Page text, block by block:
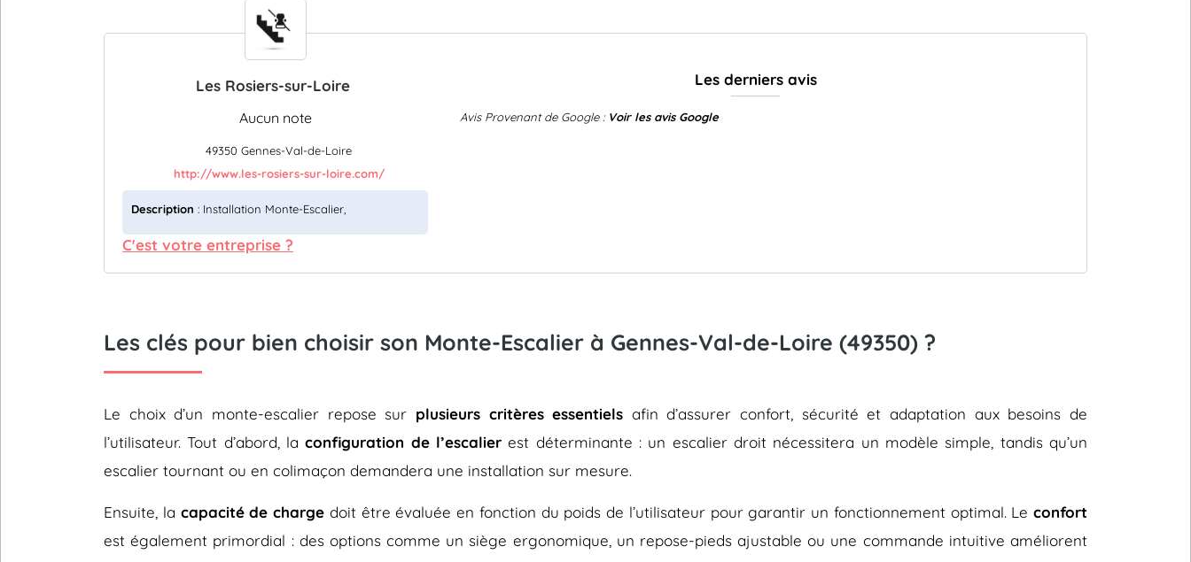
Les Rosiers-sur-Loire
Aucun note
49350 Gennes-Val-de-Loire
http://www.les-rosiers-sur-loire.com/
Description : Installation Monte-Escalier,
C'est votre entreprise ?
Les derniers avis
Avis Provenant de Google : Voir les avis Google
Les clés pour bien choisir son Monte-Escalier à Gennes-Val-de-Loire (49350) ?
Le choix d’un monte-escalier repose sur plusieurs critères essentiels afin d’assurer confort, sécurité et adaptation aux besoins de
l’utilisateur. Tout d’abord, laconfiguration de l’escalier est déterminante : un escalier droit nécessitera un modèle simple, tandis qu’un
escalier tournant ou en colimaçon demandera une installation sur mesure.
Ensuite, la capacité de charge doit être évaluée en fonction du poids de l’utilisateur pour garantir un fonctionnement optimal. Le confort
est également primordial : des options comme un siège ergonomique, un repose-pieds ajustable ou une commande intuitive améliorent